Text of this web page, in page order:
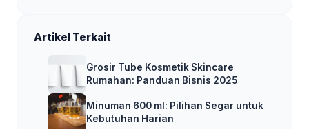
Artikel Terkait
Grosir Tube Kosmetik Skincare
Rumahan: Panduan Bisnis 2025
Minuman 600 ml: Pilihan Segar untuk
Kebutuhan Harian